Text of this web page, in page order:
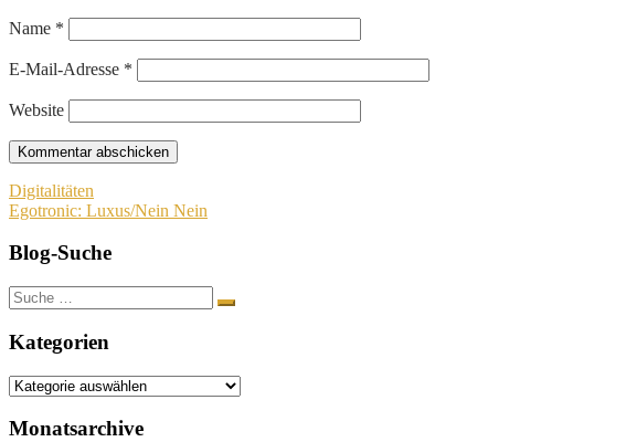
Name *
E-Mail-Adresse *
Website
Beitragsnavigation
Digitalitäten
Egotronic: Luxus/Nein Nein
Blog-Suche
Suche
nach:
Kategorien
Kategorien
Monatsarchive